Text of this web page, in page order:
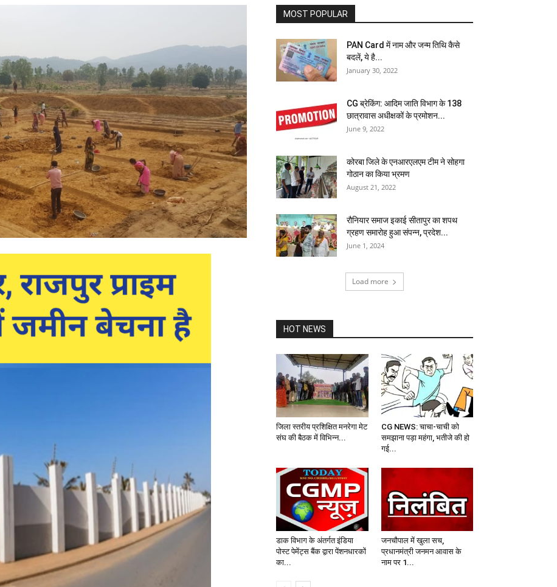
MOST POPULAR
PAN Card में नाम और जन्म तिथि कैसे
बदलें, ये है...
January 30, 2022
CG ब्रेकिंग: आदिम जाति विभाग के 138
छात्रावास अधीक्षकों के प्रमोशन...
June 9, 2022
कोरबा जिले के एनआरएलएम टीम ने सोहगा
गोठान का किया भ्रमण
August 21, 2022
रौनियार समाज इकाई सीतापुर का शपथ
ग्रहण समारोह हुआ संपन्न, प्रदेश...
June 1, 2024
Load more
HOT NEWS
जिला स्तरीय प्रशिक्षित मनरेगा मेट
संघ की बैठक में विभिन्न...
CG NEWS: चाचा-चाची को
समझाना पड़ा महंगा, भतीजे की हो
गई...
डाक विभाग के अंतर्गत इंडिया
पोस्ट पेमेंट्स बैंक द्वारा पेंशनधारकों
का...
जनचौपाल में खुला सच,
प्रधानमंत्री जनमन आवास के
नाम पर 1...